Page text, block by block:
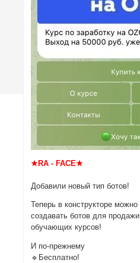
★RA - FACE★
Добавили новый тип ботов!
Теперь в конструкторе можно
создавать ботов для продажи
обучающих курсов!
И по-прежнему
🔹Бесплатно!